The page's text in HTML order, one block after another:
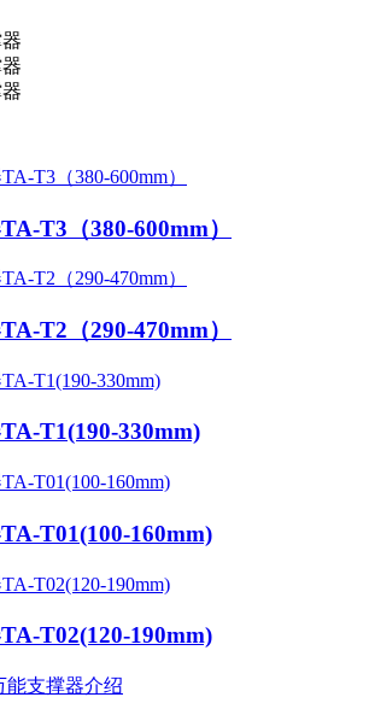
T3（380-600mm）
T2（290-470mm）
T1(190-330mm)
T01(100-160mm)
T02(120-190mm)